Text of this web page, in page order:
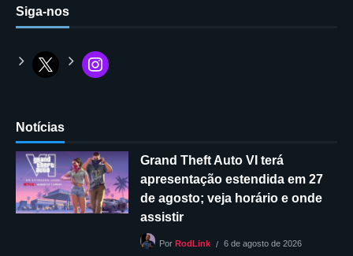
Siga-nos
Notícias
Grand Theft Auto VI terá
apresentação estendida em 27
de agosto; veja horário e onde
assistir
Por RodLink 6 de agosto de 2026